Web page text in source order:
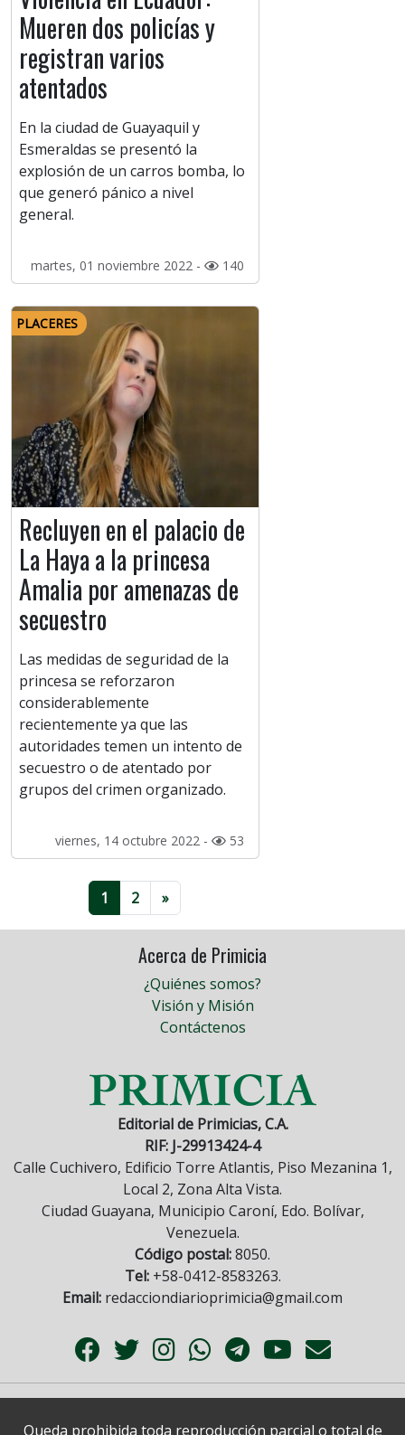
Mueren dos policías y
registran varios
atentados
En la ciudad de Guayaquil y
Esmeraldas se presentó la
explosión de un carros bomba, lo
que generó pánico a nivel
general.
martes, 01 noviembre 2022 - 140
PLACERES
Recluyen en el palacio de
La Haya a la princesa
Amalia por amenazas de
secuestro
Las medidas de seguridad de la
princesa se reforzaron
considerablemente
recientemente ya que las
autoridades temen un intento de
secuestro o de atentado por
grupos del crimen organizado.
viernes, 14 octubre 2022 - 53
1 2 »
Acerca de Primicia
¿Quiénes somos?
Visión y Misión
Contáctenos
Editorial de Primicias, C.A.
RIF: J-29913424-4
Calle Cuchivero, Edificio Torre Atlantis, Piso Mezanina 1,
Local 2, Zona Alta Vista.
Ciudad Guayana, Municipio Caroní, Edo. Bolívar,
Venezuela.
Código postal:8050.
Tel:+58-0412-8583263.
Email: redacciondiarioprimicia@gmail.com
Queda prohibida toda reproducción parcial o total de